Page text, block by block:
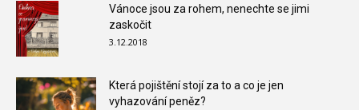
Vánoce jsou za rohem, nenechte se jimi
zaskočit
3.12.2018
Která pojištění stojí za to a co je jen
vyhazování peněz?